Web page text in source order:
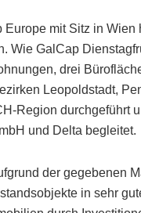
mit Sitz in
Wie GalCap
drei
Leopoldstadt,
Region durchgeführt
und Delta begleitet.
der gegebenen
in sehr